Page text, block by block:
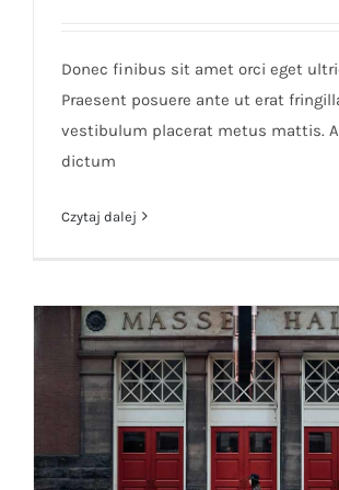
Donec finibus sit amet orci eget
Praesent posuere ante ut erat
vestibulum placerat metus mattis.
dictum
Czytaj dalej